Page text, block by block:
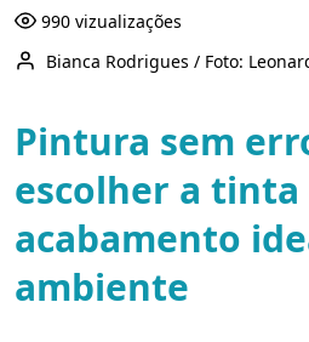
990 vizualizações
Bianca Rodrigues / Foto:
Pintura sem
escolher a tinta
acabamento
ambiente